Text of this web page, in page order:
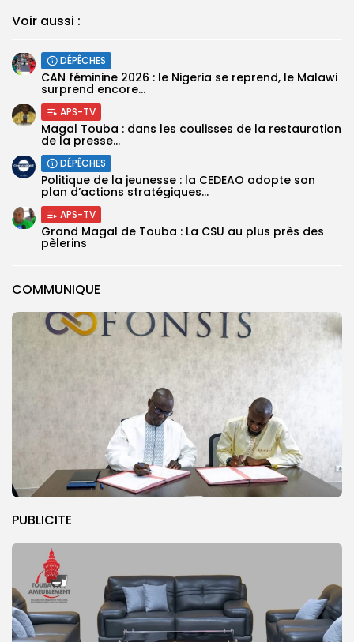
COMMUNIQUE
PUBLICITE
Voir aussi :
DÉPÊCHES
‎CAN féminine 2026 : le Nigeria se reprend, le Malawi
surprend encore...
APS-TV
Magal Touba : dans les coulisses de la restauration
de la presse...
DÉPÊCHES
Politique de la jeunesse : la CEDEAO adopte son
plan d’actions stratégiques...
APS-TV
Grand Magal de Touba : La CSU au plus près des
pèlerins